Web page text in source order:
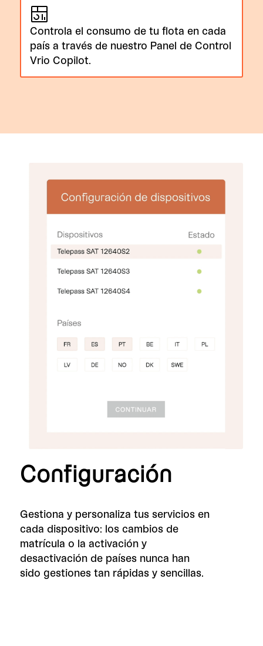
Controla el consumo de tu flota en cada
país a través de nuestro Panel de Control
Vrio Copilot.
Configuración
Gestiona y personaliza tus servicios en
cada dispositivo: los cambios de
matrícula o la activación y
desactivación de países nunca han
sido gestiones tan rápidas y sencillas.